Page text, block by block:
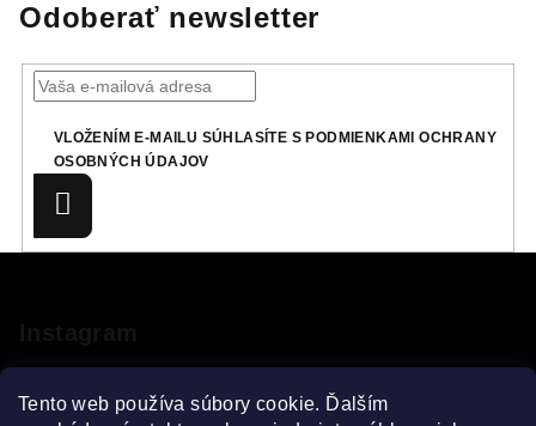
Tento web používa súbory cookie. Ďalším
Odoberať newsletter
VLOŽENÍM E-MAILU SÚHLASÍTE S PODMIENKAMI OCHRANY
OSOBNÝCH ÚDAJOV
ä